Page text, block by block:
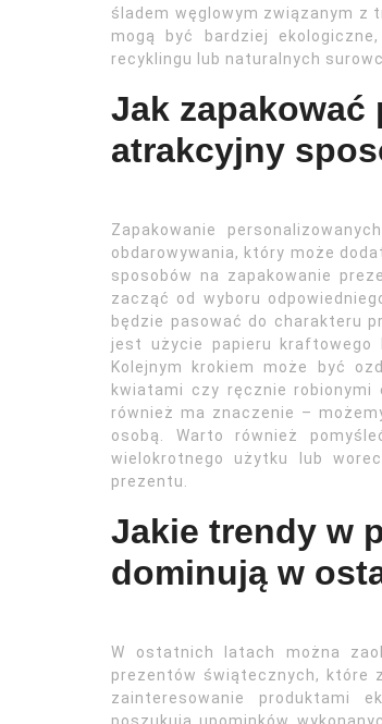
śladem węglowym związanym z
mogą być bardziej
recyklingu lub naturalnych
Jak zapakować
atrakcyjny
Zapakowanie
obdarowywania, który może
sposobów na zapakowanie
zacząć od wyboru
będzie pasować do charakteru
jest użycie papieru kraftowego
Kolejnym krokiem może być
kwiatami czy ręcznie robionymi
również ma znaczenie –
osobą. Warto również
wielokrotnego użytku lub
prezentu.
Jakie trendy w
dominują w
W ostatnich latach można
prezentów świątecznych, które
zainteresowanie produktami